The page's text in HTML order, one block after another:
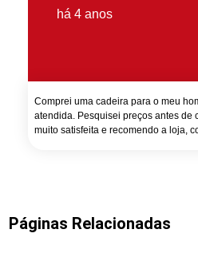
há 4 anos
Comprei uma cadeira para o meu
atendida. Pesquisei preços antes de
muito satisfeita e recomendo a loja,
Páginas Relacionadas